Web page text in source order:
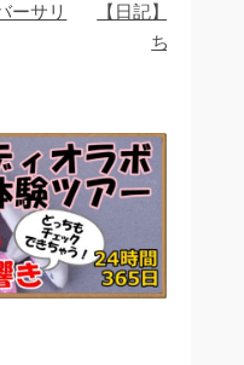
ーサリ
【日記】音の苦
ちり対応